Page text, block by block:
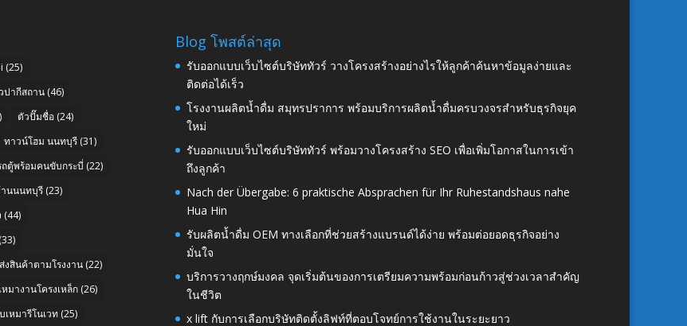
(25)
ปากีสถาน (46)
ตัวปั๊มชื่อ (24)
ทาวน์โฮม นนทบุรี (31)
ถตู้พร้อมคนขับกระบี่ (22)
นนนทบุรี (23)
(44)
(33)
งสินค้าตามโรงงาน (22)
หมางานโครงเหล็ก (26)
เหมารีโนเวท (25)
Blog โพสต์ล่าสุด
รับออกแบบเว็บไซต์บริษัททัวร์ วางโครงสร้างอย่างไรให้ลูกค้าค้นหาข้อมูลง่ายและ
ติดต่อได้เร็ว
โรงงานผลิตน้ำดื่ม สมุทรปราการ พร้อมบริการผลิตน้ำดื่มครบวงจรสำหรับธุรกิจยุค
ใหม่
รับออกแบบเว็บไซต์บริษัททัวร์ พร้อมวางโครงสร้าง SEO เพื่อเพิ่มโอกาสในการเข้า
ถึงลูกค้า
Nach der Übergabe: 6 praktische Absprachen für Ihr Ruhestandshaus nahe
Hua Hin
รับผลิตน้ำดื่ม OEM ทางเลือกที่ช่วยสร้างแบรนด์ได้ง่าย พร้อมต่อยอดธุรกิจอย่าง
มั่นใจ
บริการวางฤกษ์มงคล จุดเริ่มต้นของการเตรียมความพร้อมก่อนก้าวสู่ช่วงเวลาสำคัญ
ในชีวิต
x lift กับการเลือกบริษัทติดตั้งลิฟท์ที่ตอบโจทย์การใช้งานในระยะยาว